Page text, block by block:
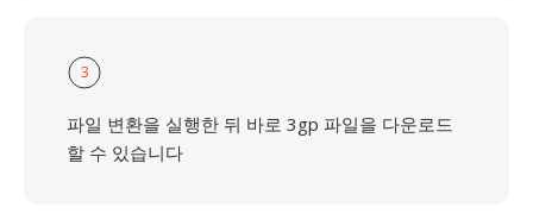
3
파일 변환을 실행한 뒤 바로 3gp 파일을 다운로드
할 수 있습니다